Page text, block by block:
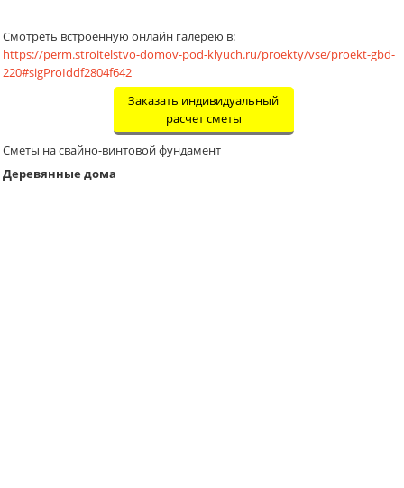
Смотреть встроенную онлайн галерею в:
https://perm.stroitelstvo-domov-pod-klyuch.ru/proekty/vse/proekt-gbd-
220#sigProIddf2804f642
Заказать индивидуальный
расчет сметы
Сметы на свайно-винтовой фундамент
Деревянные дома